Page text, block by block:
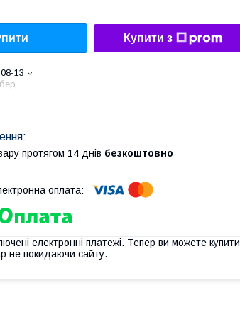
Купити з
13
протягом 14 днів безкоштовно
електронні платежі. Тепер ви можете купити
не покидаючи сайту.